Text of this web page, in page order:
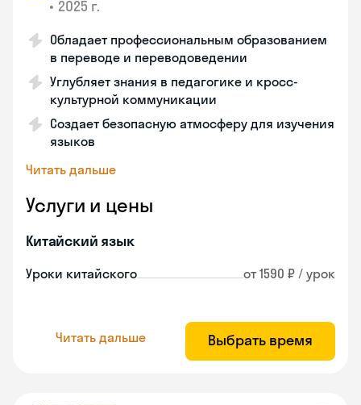
• 2025 г.
Обладает профессиональным образованием
в переводе и переводоведении
Углубляет знания в педагогике и кросс-
культурной коммуникации
Создает безопасную атмосферу для изучения
языков
Читать дальше
Услуги и цены
Китайский язык
Уроки китайского от 1590 ₽ / урок
Читать дальше Выбрать время